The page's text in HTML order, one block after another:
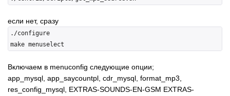
если нет, сразу
./configure
Включаем в menuconfig следующие опции;
app_mysql, app_saycountpl, cdr_mysql, format_mp3,
res_config_mysql, EXTRAS-SOUNDS-EN-GSM EXTRAS-